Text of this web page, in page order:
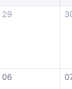
29
06